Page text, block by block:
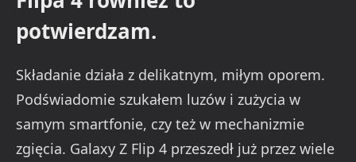
potwierdzam.
Składanie działa z delikatnym, miłym oporem.
Podświadomie szukałem luzów i zużycia w
samym smartfonie, czy też w mechanizmie
zgięcia. Galaxy Z Flip 4 przeszedł już przez wiele